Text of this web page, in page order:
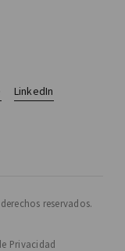
LinkedIn
reservados.
Privacidad